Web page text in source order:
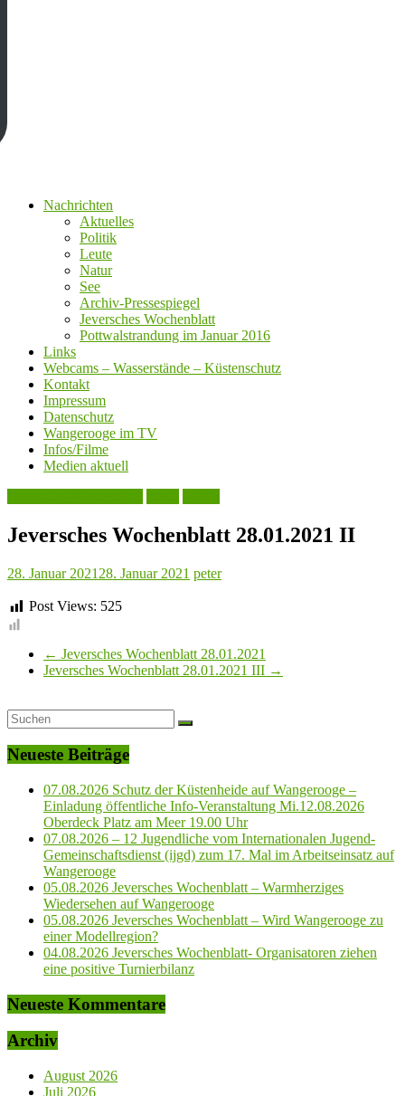
Nachrichten
Aktuelles
Politik
Leute
Natur
See
Archiv-Pressespiegel
Jeversches Wochenblatt
Pottwalstrandung im Januar 2016
Links
Webcams – Wasserstände – Küstenschutz
Kontakt
Impressum
Datenschutz
Wangerooge im TV
Infos/Filme
Medien aktuell
Jeversches Wochenblatt 28.01.2021 II
28. Januar 2021 28. Januar 2021 peter
Post Views: 525
← Jeversches Wochenblatt 28.01.2021
Jeversches Wochenblatt 28.01.2021 III →
Neueste Beiträge
07.08.2026 Schutz der Küstenheide auf Wangerooge –
Einladung öffentliche Info-Veranstaltung Mi.12.08.2026
Oberdeck Platz am Meer 19.00 Uhr
07.08.2026 – 12 Jugendliche vom Internationalen Jugend-
Gemeinschaftsdienst (ijgd) zum 17. Mal im Arbeitseinsatz auf
Wangerooge
05.08.2026 Jeversches Wochenblatt – Warmherziges
Wiedersehen auf Wangerooge
05.08.2026 Jeversches Wochenblatt – Wird Wangerooge zu
einer Modellregion?
04.08.2026 Jeversches Wochenblatt- Organisatoren ziehen
eine positive Turnierbilanz
Neueste Kommentare
Archiv
August 2026
Juli 2026